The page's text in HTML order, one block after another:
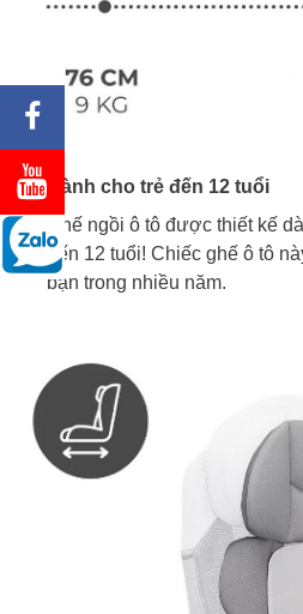
Dành cho trẻ đến 12 tuổi
Ghế ngồi ô tô được thiết kế
đến 12 tuổi! Chiếc ghế ô tô
bạn trong nhiều năm.